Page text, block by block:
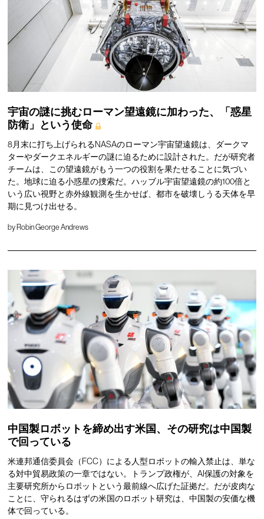
宇宙の謎に挑むローマン望遠鏡に加わった、「惑星
防衛」という使命
8月末に打ち上げられるNASAのローマン宇宙望遠鏡は、ダークマ
ターやダークエネルギーの謎に迫るために設計された。だが研究者
チームは、この望遠鏡がもう一つの役割を果たせることに気づい
た。地球に迫る小惑星の捜索だ。ハッブル宇宙望遠鏡の約100倍と
いう広い視野と赤外線観測を生かせば、都市を破壊しうる天体を早
期に見つけ出せる。
byRobin George Andrews
中国製ロボットを締め出す米国、その研究は中国製
で回っている
米連邦通信委員会（FCC）による人型ロボットの輸入禁止は、単な
る対中貿易政策の一章ではない。トランプ政権が、AI保護の対象を
主要研究所からロボットという最前線へ広げた証拠だ。だが皮肉な
ことに、守られるはずの米国のロボット研究は、中国製の安価な機
体で回っている。